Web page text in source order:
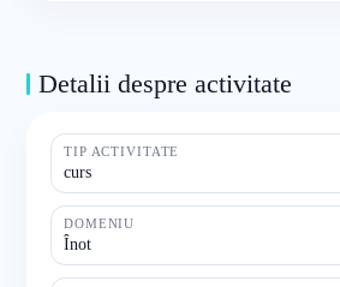
Detalii despre activitate
TIP ACTIVITATE
curs
DOMENIU
Înot